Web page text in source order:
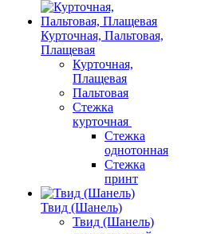
Курточная, Пальтовая,
Плащевая
Курточная,
Плащевая
Пальтовая
Стежка
курточная
Стежка
однотонная
Стежка
принт
Твид (Шанель)
Твид (Шанель)